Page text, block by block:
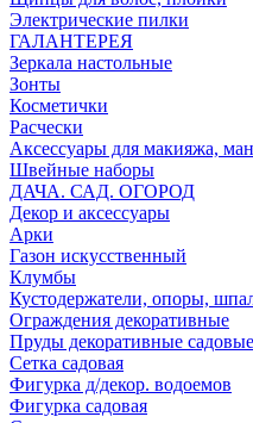
Электрические пилки
ГАЛАНТЕРЕЯ
Зеркала настольные
Зонты
Косметички
Расчески
Аксессуары для макияжа,
Швейные наборы
ДАЧА. САД. ОГОРОД
Декор и аксессуары
Арки
Газон искусственный
Клумбы
Кустодержатели, опоры,
Ограждения декоративные
Пруды декоративные садовые
Сетка садовая
Фигурка д/декор. водоемов
Фигурка садовая